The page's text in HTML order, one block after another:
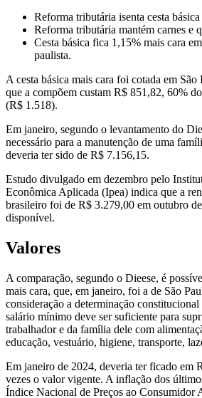
Reforma tributária isenta cesta
Reforma tributária mantém carnes e
Cesta básica fica 1,15% mais cara
paulista.
A cesta básica mais cara foi cotada em
que a compõem custam R$ 851,82, 60%
(R$ 1.518).
Em janeiro, segundo o levantamento do
necessário para a manutenção de uma
deveria ter sido de R$ 7.156,15.
Estudo divulgado em dezembro pelo
Econômica Aplicada (Ipea) indica que a
brasileiro foi de R$ 3.279,00 em outubro
disponível.
Valores
A comparação, segundo o Dieese, é
mais cara, que, em janeiro, foi a de São
consideração a determinação constitucional
salário mínimo deve ser suficiente para
trabalhador e da família dele com
educação, vestuário, higiene, transporte,
Em janeiro de 2024, deveria ter ficado em
vezes o valor vigente. A inflação dos
Índice Nacional de Preços ao